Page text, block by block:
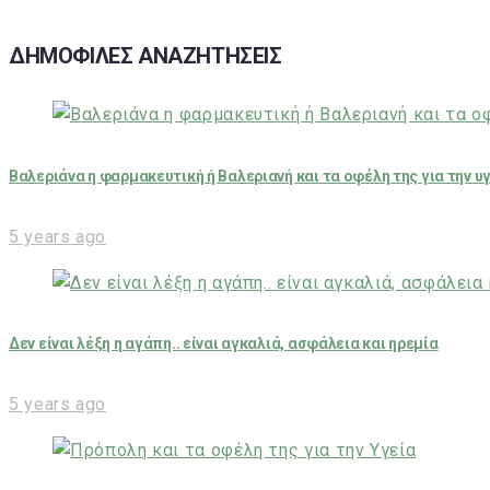
ΔΗΜΟΦΙΛΕΣ ΑΝΑΖΗΤΗΣΕΙΣ
Βαλεριάνα η φαρμακευτική ή Βαλεριανή και τα οφέλη της για την
5 years ago
Δεν είναι λέξη η αγάπη.. είναι αγκαλιά, ασφάλεια και ηρεμία
5 years ago